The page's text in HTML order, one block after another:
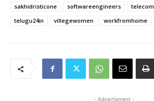
sakhidristicone
softwareengineers telecom
telugu24in
villegewomen workfromhome
- Advertisment -